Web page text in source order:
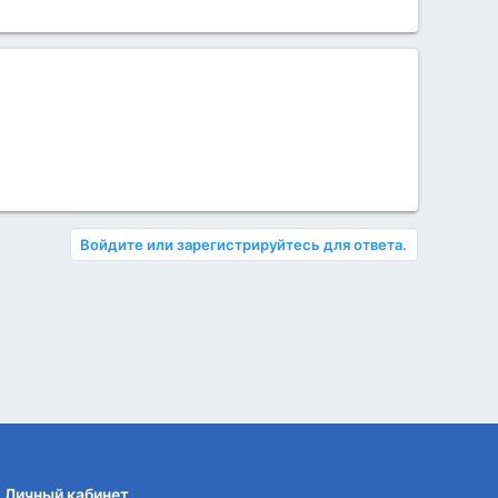
Войдите или зарегистрируйтесь для ответа.
Личный кабинет